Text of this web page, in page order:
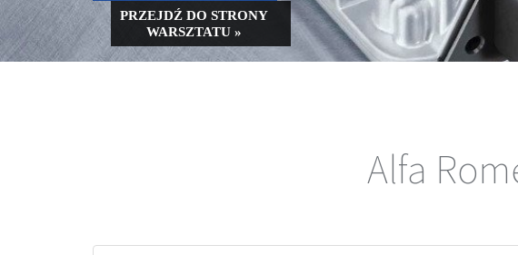
PRZEJDŹ DO STRONY
WARSZTATU »
Alfa